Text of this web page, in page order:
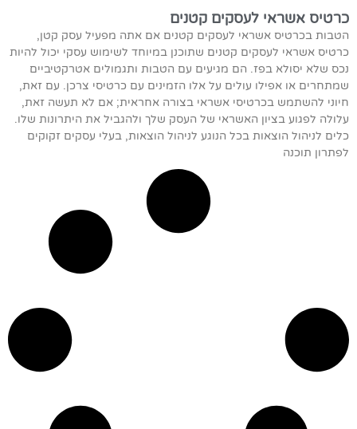
כרטיס אשראי לעסקים קטנים
הטבות בכרטיס אשראי לעסקים קטנים אם אתה מפעיל עסק קטן,
כרטיס אשראי לעסקים קטנים שתוכנן במיוחד לשימוש עסקי יכול להיות
נכס שלא יסולא בפז. הם מגיעים עם הטבות ותגמולים אטרקטיביים
שמתחרים או אפילו עולים על אלו הזמינים עם כרטיסי צרכן. עם זאת,
חיוני להשתמש בכרטיסי אשראי בצורה אחראית; אם לא תעשה זאת,
עלולה לפגוע בציון האשראי של העסק שלך ולהגביל את היתרונות שלו.
כלים לניהול הוצאות בכל הנוגע לניהול הוצאות, בעלי עסקים זקוקים
לפתרון תוכנה